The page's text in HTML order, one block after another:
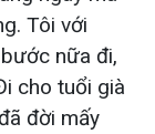
Tôi với
nữa đi,
cho tuổi già
đời mấy